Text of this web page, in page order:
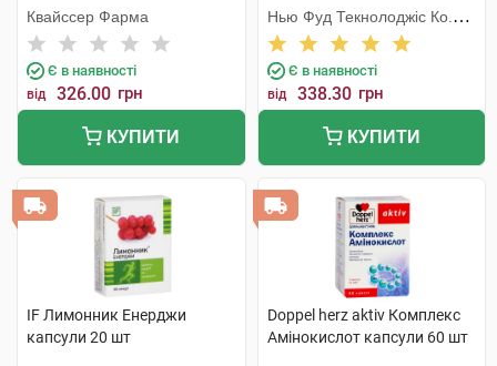
Квайссер Фарма
Є в наявності
від 326.00 грн
КУПИТИ
Нью Фуд Текнолоджіс Ко.
Лтд
Є в наявності
від 338.30 грн
КУПИТИ
IF Лимонник Енерджи
капсули 20 шт
Doppel herz aktiv Комплекс
Амінокислот капсули 60 шт